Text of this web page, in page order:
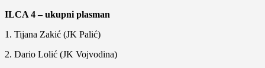
ILCA 4 – ukupni plasman
1. Tijana Zakić (JK Palić)
2. Dario Lolić (JK Vojvodina)